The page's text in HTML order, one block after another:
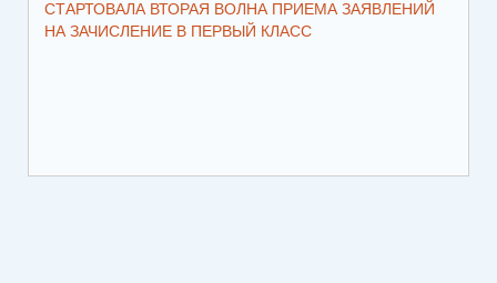
СТАРТОВАЛА ВТОРАЯ ВОЛНА ПРИЕМА ЗАЯВЛЕНИЙ
НА ЗАЧИСЛЕНИЕ В ПЕРВЫЙ КЛАСС